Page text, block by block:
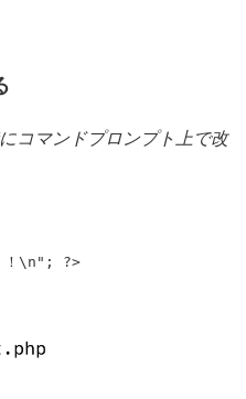
コマンドプロンプト上で改
！！\n"; ?>